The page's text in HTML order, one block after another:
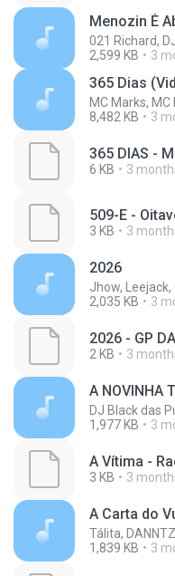
Menozin É
021 Richard,
2,599 KB
3
365 Dias
8,482 KB
3
6 KB 3
3 KB 3
2026
Jhow, Leejack,
2,035 KB
3
2 KB 3
DJ Black das
1,977 KB
3
3 KB 3
A Carta do
Tálita,
1,839 KB
3